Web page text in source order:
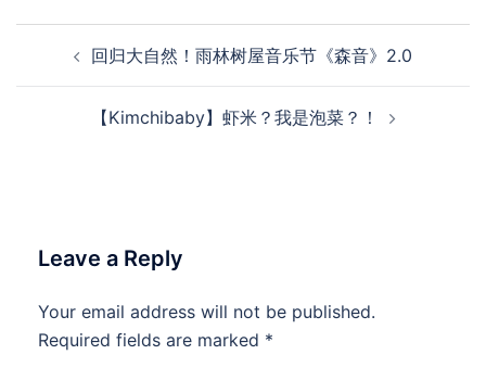
navigation回归大自然！雨林树屋音乐节《森音》2.0
【Kimchibaby】虾米？我是泡菜？！
Leave a Reply
Your email address will not be published.
Required fields are marked *